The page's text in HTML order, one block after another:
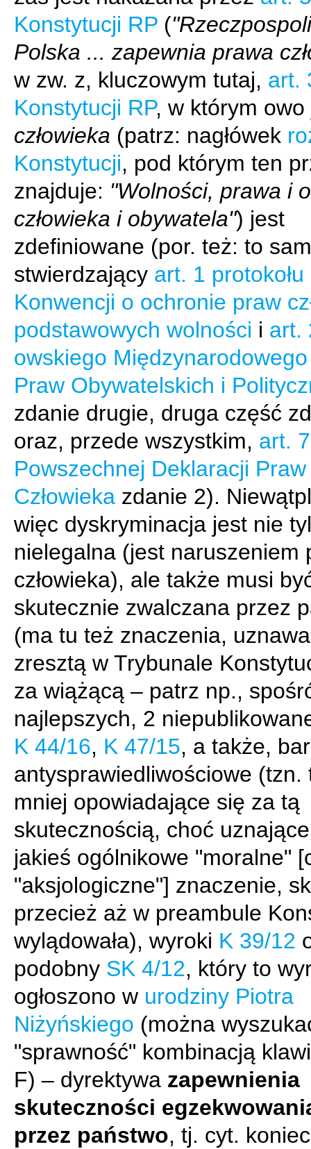
Konstytucji RP (
Polska ... zapewnia prawa
w zw. z, kluczowym tutaj, art.
Konstytucji RP, w którym owo
człowieka (patrz: nagłówek
Konstytucji, pod którym ten
znajduje: "Wolności, prawa i
człowieka i obywatela") jest
zdefiniowane (por. też: to
stwierdzający art. 1 protokołu
Konwencji o ochronie praw
podstawowych wolności i art.
owskiego
Praw Obywatelskich i
zdanie drugie, druga część
oraz, przede wszystkim, art. 7
Powszechnej Deklaracji Praw
Człowieka zdanie 2).
więc dyskryminacja jest nie
nielegalna (jest naruszeniem
człowieka), ale także musi
skutecznie zwalczana przez
(ma tu też znaczenia,
zresztą w Trybunale
za wiążącą – patrz np.,
najlepszych, 2
K 44/16, K 47/15, a także,
antysprawiedliwościowe (tzn.
mniej opowiadające się za tą
skutecznością, choć
jakieś ogólnikowe "moralne"
"aksjologiczne"] znaczenie,
przecież aż w preambule
wylądowała), wyroki K 39/12
podobny SK 4/12, który to
ogłoszono w urodziny Piotra
Niżyńskiego (można
"sprawność" kombinacją
F) – dyrektywa zapewnienia
skuteczności
przez państwo, tj. cyt.